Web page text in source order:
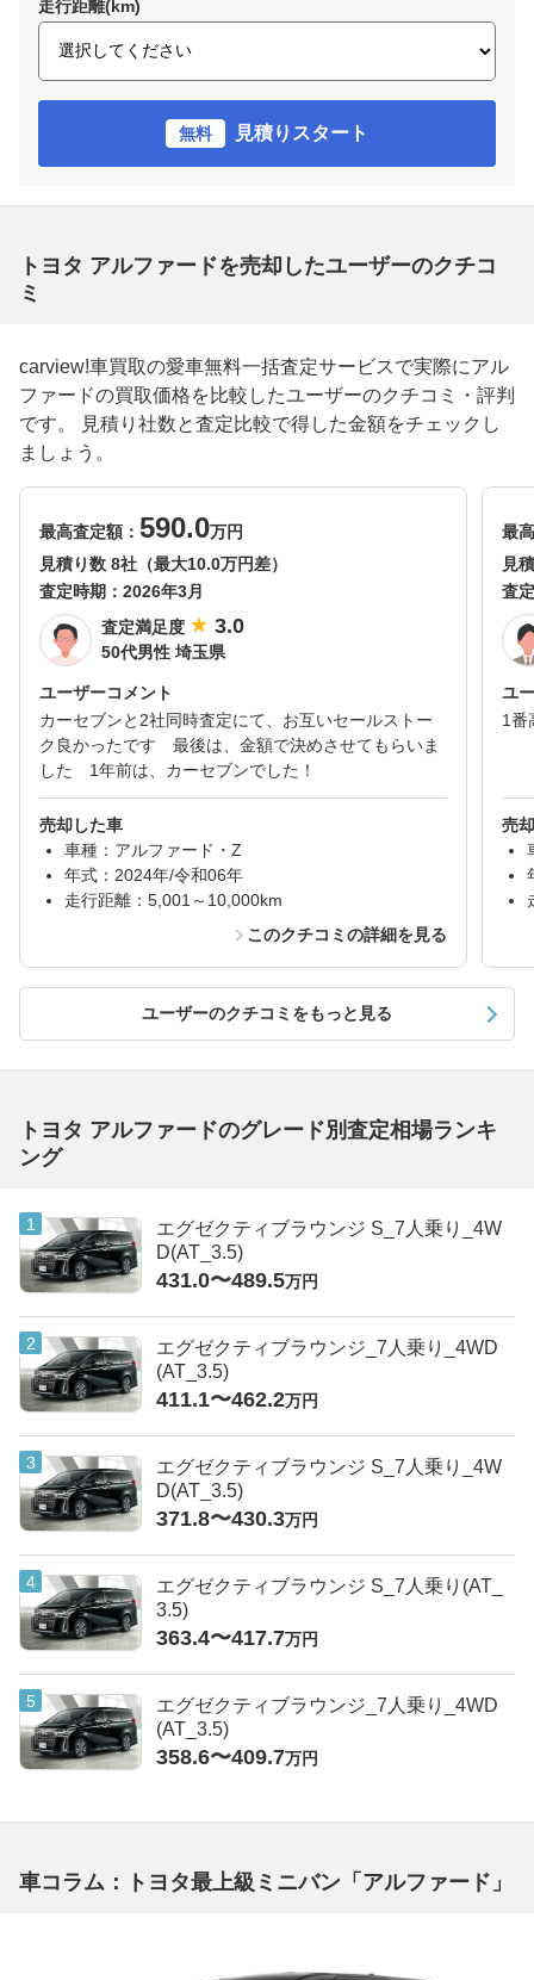
走行距離(km)
無料 見積りスタート
トヨタ アルファードを売却したユーザーのクチコ
ミ
carview!車買取の愛車無料一括査定サービスで実際にアル
ファードの買取価格を比較したユーザーのクチコミ・評判
です。 見積り社数と査定比較で得した金額をチェックし
ましょう。
最高査定額： 590.0万円
見積り数 8社（最大10.0万円差）
査定時期： 2026年3月
査定満足度
3.0
50代男性 埼玉県
ユーザーコメント
カーセブンと2社同時査定にて、お互いセールストー
ク良かったです 最後は、金額で決めさせてもらいま
した 1年前は、カーセブンでした！
売却した車
車種：アルファード・Z
年式：2024年/令和06年
走行距離：5,001～10,000km
このクチコミの詳細を見る
最
見
査
ユ
1番
売
ユーザーのクチコミをもっと見る
トヨタ アルファードのグレード別査定相場ランキ
ング
エグゼクティブラウンジ S_7人乗り_4W
D(AT_3.5)
431.0〜489.5万円
エグゼクティブラウンジ_7人乗り_4WD
(AT_3.5)
411.1〜462.2万円
エグゼクティブラウンジ S_7人乗り_4W
D(AT_3.5)
371.8〜430.3万円
エグゼクティブラウンジ S_7人乗り(AT_
3.5)
363.4〜417.7万円
エグゼクティブラウンジ_7人乗り_4WD
(AT_3.5)
358.6〜409.7万円
車コラム：トヨタ最上級ミニバン「アルファード」